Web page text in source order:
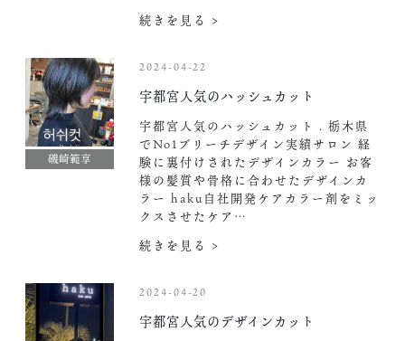
続きを見る >
磯崎範享
2024-04-22
宇都宮人気のハッシュカット
宇都宮人気のハッシュカット . 栃木県
でNo1ブリーチデザイン実績サロン 経
験に裏付けされたデザインカラー お客
様の髪質や骨格に合わせたデザインカ
ラー haku自社開発ケアカラー剤をミッ
クスさせたケア…
続きを見る >
2024-04-20
宇都宮人気のデザインカット